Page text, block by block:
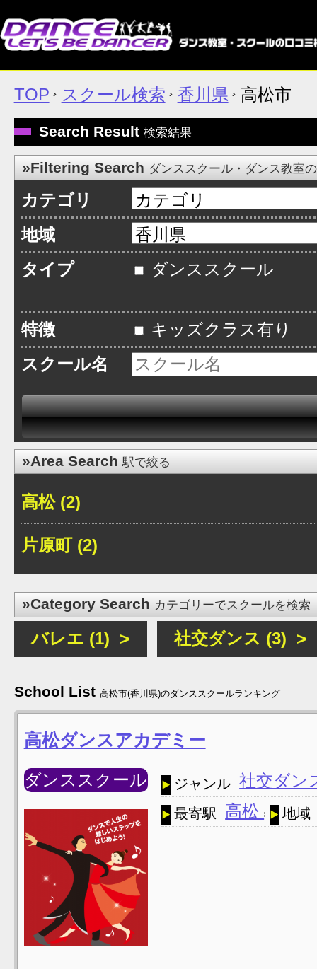
TOP スクール検索 香川県 高松市
Search Result 検索結果
»Filtering Search ダンススクール・ダンス教室
カテゴリ
地域
タイプ
ダンススクール
特徴
キッズクラス有り
スクール名
»Area Search駅で絞る
高松 (2)
片原町 (2)
»Category Search カテゴリーでスクールを検索
バレエ (1) > 社交ダンス (3) >
School List 高松市(香川県)のダンススクールランキング
高松ダンスアカデミー
ダンススクール ジャンル 社交ダン
最寄駅 高松 地域